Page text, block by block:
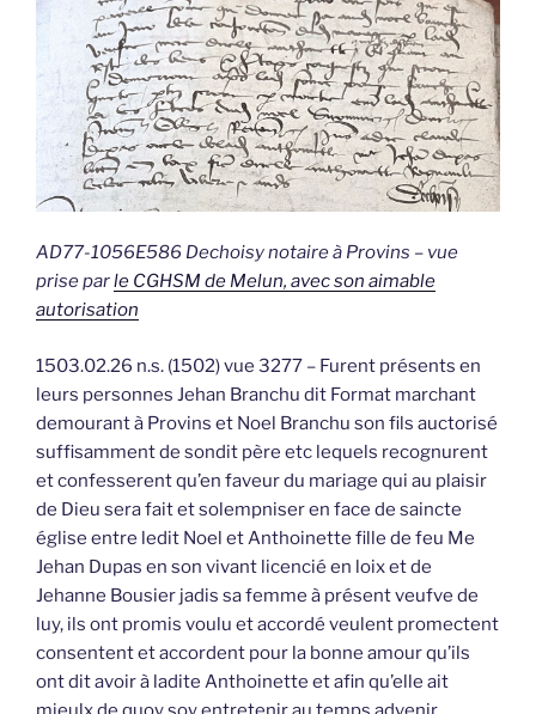
AD77-1056E586 Dechoisy notaire à Provins – vue
prise parle CGHSM de Melun, avec son aimable
autorisation
1503.02.26 n.s. (1502) vue 3277 – Furent présents en
leurs personnes Jehan Branchu dit Format marchant
demourant à Provins et Noel Branchu son fils auctorisé
suffisamment de sondit père etc lequels recognurent
et confesserent qu’en faveur du mariage qui au plaisir
de Dieu sera fait et solempniser en face de saincte
église entre ledit Noel et Anthoinette fille de feu Me
Jehan Dupas en son vivant licencié en loix et de
Jehanne Bousier jadis sa femme à présent veufve de
luy, ils ont promis voulu et accordé veulent promectent
consentent et accordent pour la bonne amour qu’ils
ont dit avoir à ladite Anthoinette et afin qu’elle ait